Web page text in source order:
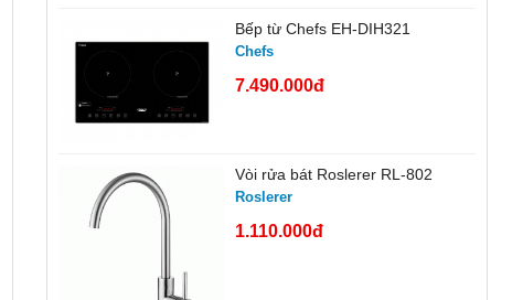
Bếp từ Chefs EH-DIH321
Chefs
7.490.000đ
Vòi rửa bát Roslerer RL-802
Roslerer
1.110.000đ